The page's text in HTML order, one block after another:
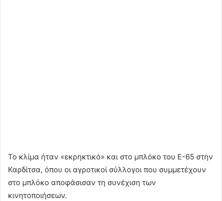
Το κλίμα ήταν «εκρηκτικό» και στο μπλόκο του Ε-65 στην
Καρδίτσα, όπου οι αγροτικοί σύλλογοι που συμμετέχουν
στο μπλόκο αποφάσισαν τη συνέχιση των
κινητοποιήσεων.